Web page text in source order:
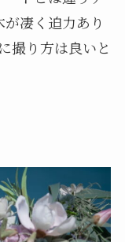
凄く迫力あり
撮り方は良いと